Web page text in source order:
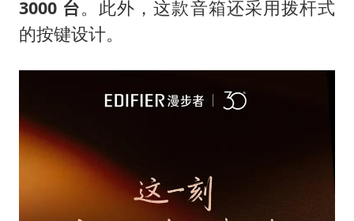
《龙餐馆》 冲奖
3000 台。此外，这款音箱还采用拨杆式
的按键设计。